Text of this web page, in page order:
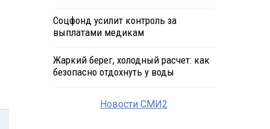
Соцфонд усилит контроль за
выплатами медикам
Жаркий берег, холодный расчет: как
безопасно отдохнуть у воды
Новости СМИ2